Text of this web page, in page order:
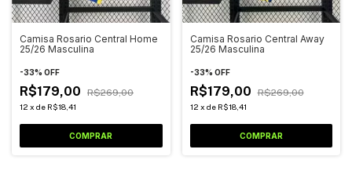
Camisa Rosario Central Home
25/26 Masculina
-33% OFF
R$179,00 R$269,00
12 x de R$18,41
COMPRAR
Camisa Rosario Central Away
25/26 Masculina
-33% OFF
R$179,00 R$269,00
12 x de R$18,41
COMPRAR